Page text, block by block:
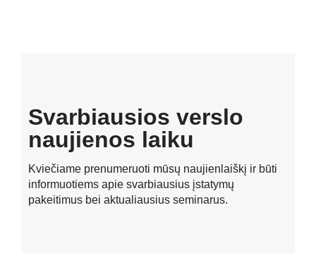
Svarbiausios verslo
naujienos laiku
Kviečiame prenumeruoti mūsų naujienlaiškį ir būti
informuotiems apie svarbiausius įstatymų
pakeitimus bei aktualiausius seminarus.